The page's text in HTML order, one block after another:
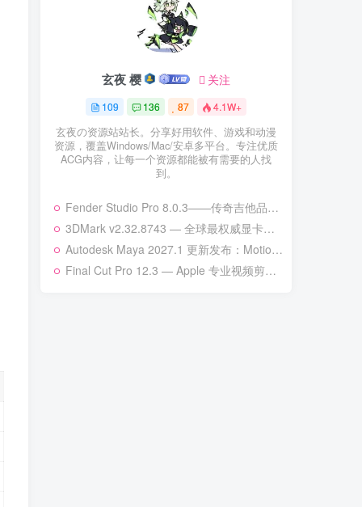
玄夜 樱 关注
109 136 87 4.1W+
玄夜の资源站站长。分享好用软件、游戏和动漫
资源，覆盖Windows/Mac/安卓多平台。专注优质
ACG内容，让每一个资源都能被有需要的人找
到。
Fender Studio Pro 8.0.3——传奇吉他品牌的新一代数字音频工作站
3DMark v2.32.8743 — 全球最权威显卡性能基准测试工具 | 次世代硬件全面适配
Autodesk Maya 2027.1 更新发布：MotionMaker 增强、Bifrost 升级与更多改进
Final Cut Pro 12.3 — Apple 专业视频剪辑的巅峰之作
玄夜 樱 关注
109 136 87 4.1W+
玄夜の资源站站长。分享好用软件、游戏和动漫
资源，覆盖Windows/Mac/安卓多平台。专注优质
ACG内容，让每一个资源都能被有需要的人找
到。
Fender Studio Pro 8.0.3——传奇吉他品牌的新一代数字音频工作站
3DMark v2.32.8743 — 全球最权威显卡性能基准测试工具 | 次世代硬件全面适配
Autodesk Maya 2027.1 更新发布：MotionMaker 增强、Bifrost 升级与更多改进
Final Cut Pro 12.3 — Apple 专业视频剪辑的巅峰之作